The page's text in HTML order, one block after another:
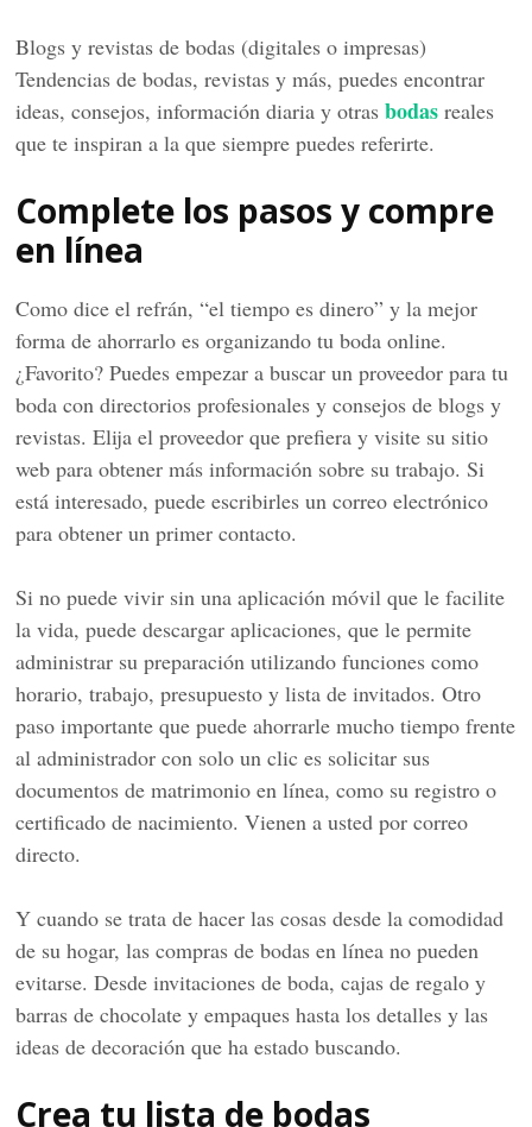
Blogs y revistas de bodas (digitales o impresas)
Tendencias de bodas, revistas y más, puedes encontrar
ideas, consejos, información diaria y otrasbodas reales
que te inspiran a la que siempre puedes referirte.
Complete los pasos y compre
en línea
Como dice el refrán, “el tiempo es dinero” y la mejor
forma de ahorrarlo es organizando tu boda online.
¿Favorito? Puedes empezar a buscar un proveedor para tu
boda con directorios profesionales y consejos de blogs y
revistas. Elija el proveedor que prefiera y visite su sitio
web para obtener más información sobre su trabajo. Si
está interesado, puede escribirles un correo electrónico
para obtener un primer contacto.
Si no puede vivir sin una aplicación móvil que le facilite
la vida, puede descargar aplicaciones, que le permite
administrar su preparación utilizando funciones como
horario, trabajo, presupuesto y lista de invitados. Otro
paso importante que puede ahorrarle mucho tiempo frente
al administrador con solo un clic es solicitar sus
documentos de matrimonio en línea, como su registro o
certificado de nacimiento. Vienen a usted por correo
directo.
Y cuando se trata de hacer las cosas desde la comodidad
de su hogar, las compras de bodas en línea no pueden
evitarse. Desde invitaciones de boda, cajas de regalo y
barras de chocolate y empaques hasta los detalles y las
ideas de decoración que ha estado buscando.
Crea tu lista de bodas